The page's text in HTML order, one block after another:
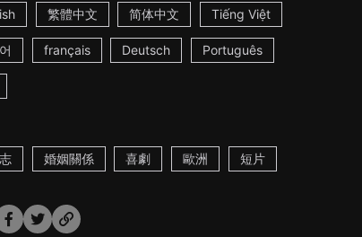
繁體中文 简体中文 Tiếng Việt
français Deutsch Português
婚姻關係 喜劇 歐洲 短片